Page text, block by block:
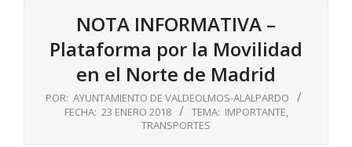
NOTA INFORMATIVA –
Plataforma por la Movilidad
en el Norte de Madrid
POR: AYUNTAMIENTO DE VALDEOLMOS-ALALPARDO
FECHA: 23 ENERO 2018 TEMA: IMPORTANTE,
TRANSPORTES